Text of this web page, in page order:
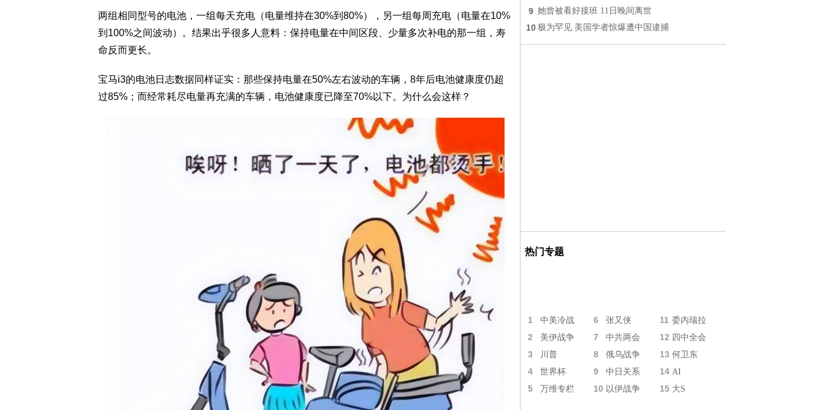
两组相同型号的电池，一组每天充电（电量维持在30%到80%），另一组每周充电（电量在10%
到100%之间波动）。结果出乎很多人意料：保持电量在中间区段、少量多次补电的那一组，寿
命反而更长。
宝马i3的电池日志数据同样证实：那些保持电量在50%左右波动的车辆，8年后电池健康度仍超
过85%；而经常耗尽电量再充满的车辆，电池健康度已降至70%以下。为什么会这样？
9 她曾被看好接班 11日晚间离世
10 极为罕见 美国学者惊爆遭中国逮捕
热门专题
1 中美冷战 6 张又侠 11 委内瑞拉
2 美伊战争 7 中共两会 12 四中全会
3 川普 8 俄乌战争 13 何卫东
4 世界杯 9 中日关系 14 AI
5 万维专栏 10 以伊战争 15 大S